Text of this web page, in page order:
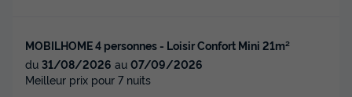
MOBILHOME 4 personnes - Loisir Confort Mini 21m²
du 31/08/2026 au 07/09/2026
Meilleur prix pour 7 nuits